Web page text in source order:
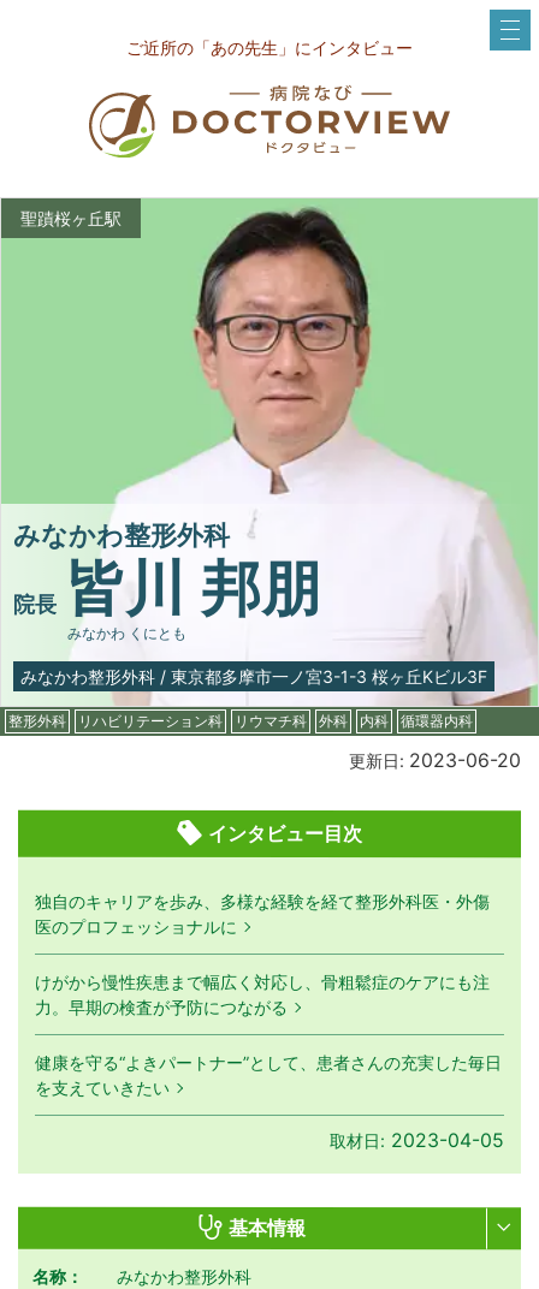
ご近所の「あの先生」にインタビュー
聖蹟桜ヶ丘駅
みなかわ整形外科
院長 皆川 邦朋
みなかわ くにとも
みなかわ整形外科 / 東京都多摩市一ノ宮3-1-3 桜ヶ丘Kビル3F
整形外科 リハビリテーション科 リウマチ科 外科 内科 循環器内科
更新日: 2023-06-20
インタビュー目次
独自のキャリアを歩み、多様な経験を経て整形外科医・外傷
医のプロフェッショナルに
けがから慢性疾患まで幅広く対応し、骨粗鬆症のケアにも注
力。早期の検査が予防につながる
健康を守る“よきパートナー”として、患者さんの充実した毎日
を支えていきたい
取材日: 2023-04-05
基本情報
名称： みなかわ整形外科